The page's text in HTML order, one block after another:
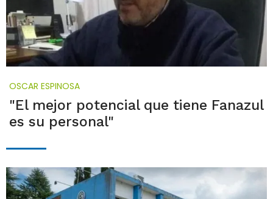
OSCAR ESPINOSA
"El mejor potencial que tiene Fanazul
es su personal"